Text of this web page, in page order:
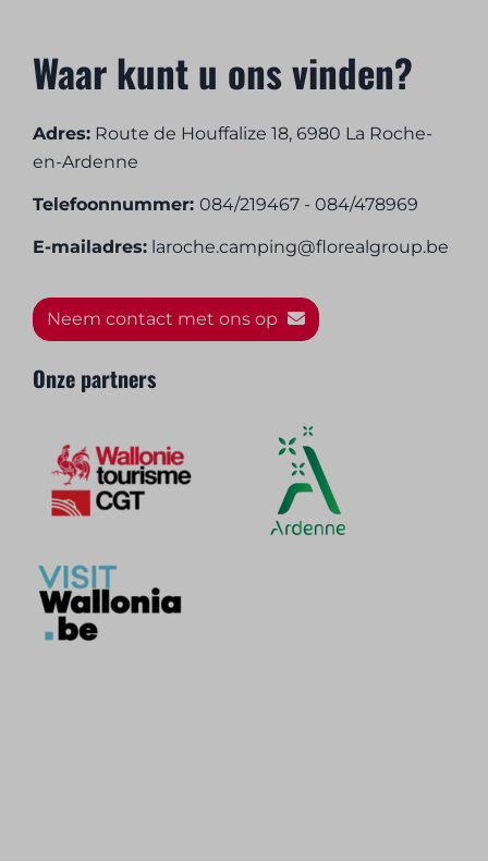
Waar kunt u ons vinden?
Adres: Route de Houffalize 18, 6980 La Roche-
en-Ardenne
Telefoonnummer:084/219467 - 084/478969
E-mailadres: laroche.camping@florealgroup.be
Neem contact met ons op
Onze partners